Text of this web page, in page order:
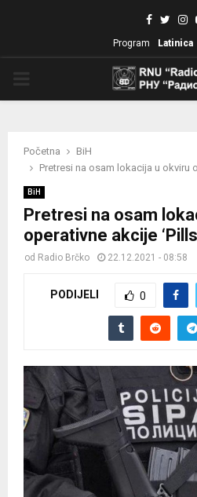
Program Latinica
Početna
BiH
Pretresi na osam lokacija u okviru
BiH
Pretresi na osam
operativne akcije
od Radio Brčko 22.12.2021 - 08:58
PODIJELI 0